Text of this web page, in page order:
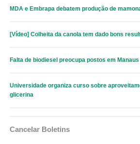
MDA e Embrapa debatem produção de
[Vídeo] Colheita da canola tem dado bons
Falta de biodiesel preocupa postos em Manaus
Universidade organiza curso sobre
glicerina
Cancelar Boletins